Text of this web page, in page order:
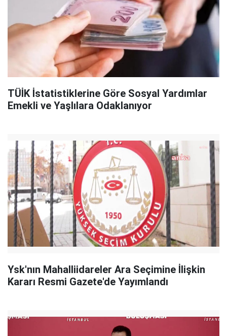
TÜİK İstatistiklerine Göre Sosyal Yardımlar
Emekli ve Yaşlılara Odaklanıyor
Ysk'nın Mahalliidareler Ara Seçimine İlişkin
Kararı Resmi Gazete'de Yayımlandı